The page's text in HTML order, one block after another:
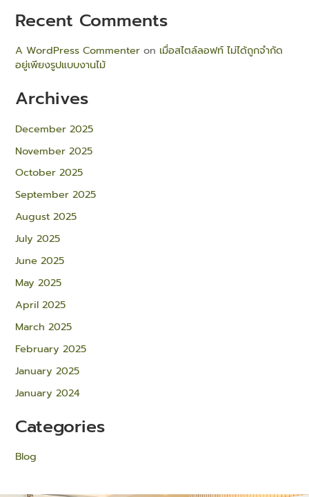
Recent Comments
A WordPress Commenter on เมื่อสไตล์ลอฟท์ ไม่ได้ถูกจำกัด
อยู่เพียงรูปแบบงานไม้
Archives
December 2025
November 2025
October 2025
September 2025
August 2025
July 2025
June 2025
May 2025
April 2025
March 2025
February 2025
January 2025
January 2024
Categories
Blog